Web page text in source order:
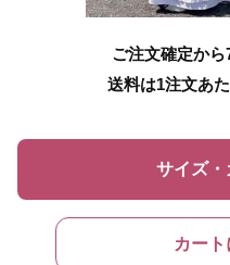
ご注文確定か
送料は1注文あ
サイズ・
カー